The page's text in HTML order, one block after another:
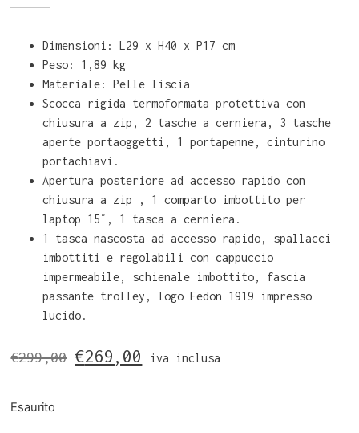
Dimensioni: L29 x H40 x P17 cm
Peso: 1,89 kg
Materiale: Pelle liscia
Scocca rigida termoformata protettiva con
chiusura a zip, 2 tasche a cerniera, 3 tasche
aperte portaoggetti, 1 portapenne, cinturino
portachiavi.
Apertura posteriore ad accesso rapido con
chiusura a zip , 1 comparto imbottito per
laptop 15″, 1 tasca a cerniera.
1 tasca nascosta ad accesso rapido, spallacci
imbottiti e regolabili con cappuccio
impermeabile, schienale imbottito, fascia
passante trolley, logo Fedon 1919 impresso
lucido.
€299,00 €269,00 iva inclusa
Esaurito